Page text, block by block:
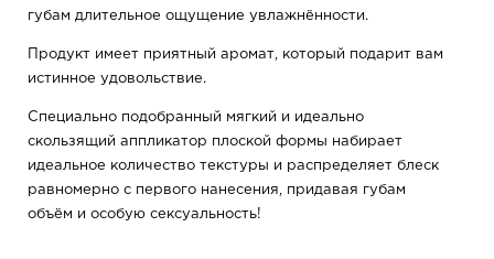
губам длительное ощущение увлажнённости.
Продукт имеет приятный аромат, который подарит вам
истинное удовольствие.
Специально подобранный мягкий и идеально
скользящий аппликатор плоской формы набирает
идеальное количество текстуры и распределяет блеск
равномерно с первого нанесения, придавая губам
объём и особую сексуальность!